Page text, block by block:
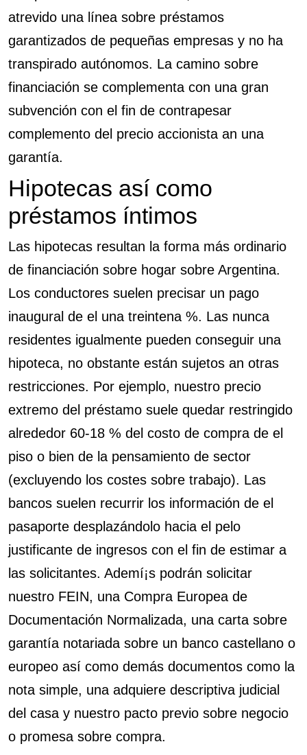
atrevido una línea sobre préstamos
garantizados de pequeñas empresas y no ha
transpirado autónomos. La camino sobre
financiación se complementa con una gran
subvención con el fin de contrapesar
complemento del precio accionista an una
garantía.
Hipotecas así­ como
préstamos íntimos
Las hipotecas resultan la forma más ordinario
de financiación sobre hogar sobre Argentina.
Los conductores suelen precisar un pago
inaugural de el una treintena %. Las nunca
residentes igualmente pueden conseguir una
hipoteca, no obstante están sujetos an otras
restricciones. Por ejemplo, nuestro precio
extremo del préstamo suele quedar restringido
alrededor 60-18 % del costo de compra de el
piso o bien de la pensamiento de sector
(excluyendo los costes sobre trabajo). Las
bancos suelen recurrir los información de el
pasaporte desplazándolo hacia el pelo
justificante de ingresos con el fin de estimar a
las solicitantes. Ademí¡s podrán solicitar
nuestro FEIN, una Compra Europea de
Documentación Normalizada, una carta sobre
garantía notariada sobre un banco castellano o
europeo así­ como demás documentos como la
nota simple, una adquiere descriptiva judicial
del casa y nuestro pacto previo sobre negocio
o promesa sobre compra.